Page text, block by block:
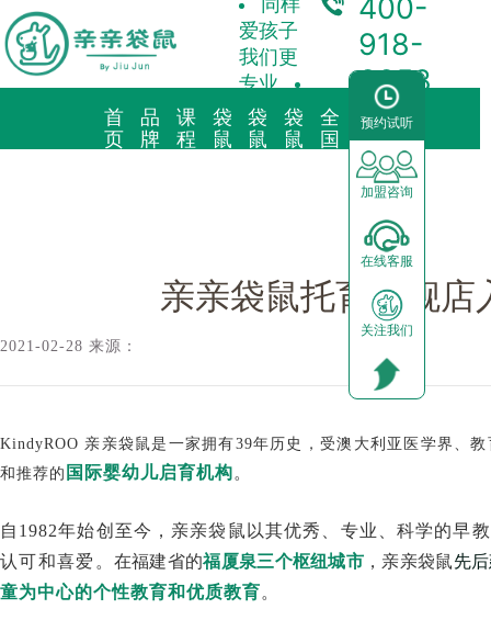
预约试听
加盟咨询
在线客服
关注我们
爱孩子
我们更
专业
400-
918-
3358
首
页
品
牌
海外KindyROO
社会荣誉历程
课
程
三大体系
启蒙英语
器械功能
袋
鼠
袋
鼠
儿童素养
袋
鼠
全
国
预约试听
园区展示
合
作
加
盟
前景分析
运营支持
合作模式
加盟申请
亲亲袋鼠托育旗舰店入驻金融街宇洋 · 学位预订中
亲亲袋鼠托育旗舰店
2021-02-28 来源：
KindyROO 亲亲袋鼠是一家拥有39年历史，受澳大利亚医学界、
和推荐的 国际婴幼儿启育机构。
自1982年始创至今，亲亲袋鼠以其优秀、专业、科学的早
认可和喜爱。 在福建省的福厦泉三个枢纽城市 ，亲亲袋鼠先
童为中心的个性教育和优质教育。